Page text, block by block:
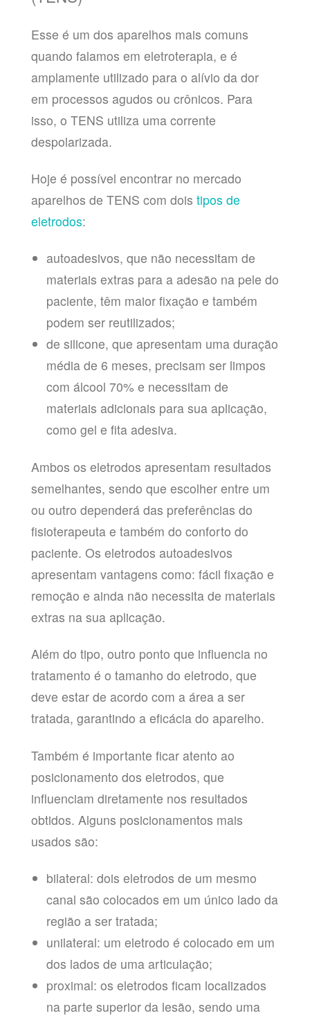
Esse é um dos aparelhos mais comuns
quando falamos em eletroterapia, e é
amplamente utilizado para o alívio da dor
em processos agudos ou crônicos. Para
isso, o TENS utiliza uma corrente
despolarizada.
Hoje é possível encontrar no mercado
aparelhos de TENS com dois tipos de
eletrodos:
autoadesivos, que não necessitam de
materiais extras para a adesão na pele do
paciente, têm maior fixação e também
podem ser reutilizados;
de silicone, que apresentam uma duração
média de 6 meses, precisam ser limpos
com álcool 70% e necessitam de
materiais adicionais para sua aplicação,
como gel e fita adesiva.
Ambos os eletrodos apresentam resultados
semelhantes, sendo que escolher entre um
ou outro dependerá das preferências do
fisioterapeuta e também do conforto do
paciente. Os eletrodos autoadesivos
apresentam vantagens como: fácil fixação e
remoção e ainda não necessita de materiais
extras na sua aplicação.
Além do tipo, outro ponto que influencia no
tratamento é o tamanho do eletrodo, que
deve estar de acordo com a área a ser
tratada, garantindo a eficácia do aparelho.
Também é importante ficar atento ao
posicionamento dos eletrodos, que
influenciam diretamente nos resultados
obtidos. Alguns posicionamentos mais
usados são:
bilateral: dois eletrodos de um mesmo
canal são colocados em um único lado da
região a ser tratada;
unilateral: um eletrodo é colocado em um
dos lados de uma articulação;
proximal: os eletrodos ficam localizados
na parte superior da lesão, sendo uma